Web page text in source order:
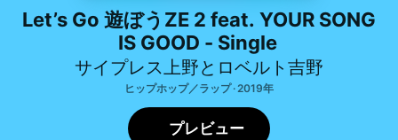
Let’s Go 遊ぼうZE 2 feat. YOUR SONG
IS GOOD - Single
サイプレス上野とロベルト吉野
ヒップホップ／ラップ · 2019年
プレビュー